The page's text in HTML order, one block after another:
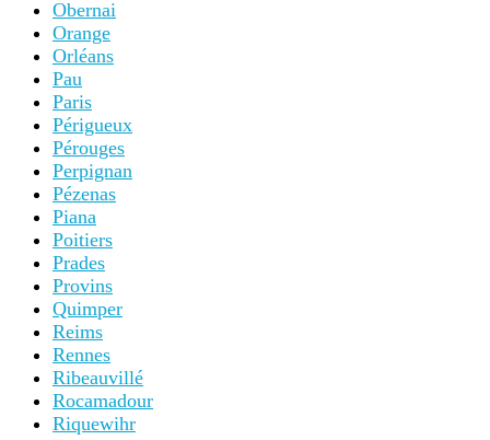
Obernai
Orange
Orléans
Pau
Paris
Périgueux
Pérouges
Perpignan
Pézenas
Piana
Poitiers
Prades
Provins
Quimper
Reims
Rennes
Ribeauvillé
Rocamadour
Riquewihr